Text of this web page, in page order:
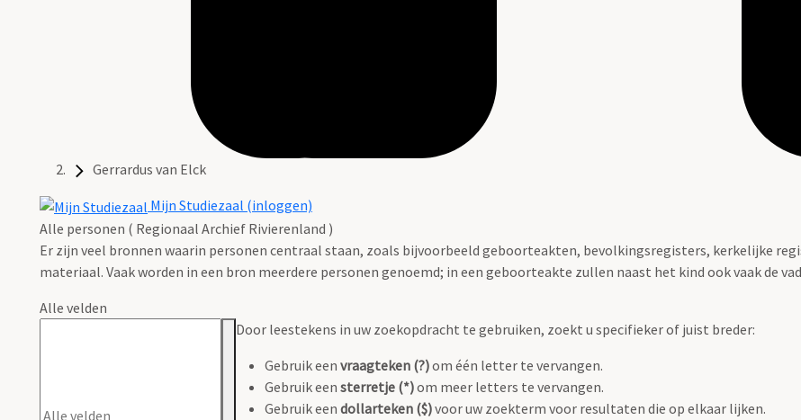
Gerrardus van Elck
Mijn Studiezaal (inloggen)
Alle personen ( Regionaal Archief Rivierenland )
Er zijn veel bronnen waarin personen centraal staan, zoals bijvoorbeeld geboorteakten, bevolkingsregisters, kerkelijke
materiaal. Vaak worden in een bron meerdere personen genoemd; in een geboorteakte zullen naast het kind ook vaak de
Alle velden
Door leestekens in uw zoekopdracht te gebruiken, zoekt u specifieker of juist breder:
Gebruik een vraagteken (?)om één letter te vervangen.
Gebruik een sterretje (*)om meer letters te vervangen.
Gebruik een dollarteken ($)voor uw zoekterm voor resultaten die op elkaar lijken.